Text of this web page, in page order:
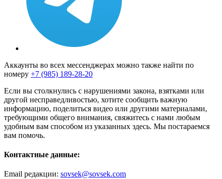
Аккаунты во всех мессенджерах можно также найти по
номеру +7 (985) 189-28-20
Если вы столкнулись с нарушениями закона, взятками или
другой несправедливостью, хотите сообщить важную
информацию, поделиться видео или другими материалами,
требующими общего внимания, свяжитесь с нами любым
удобным вам способом из указанных здесь. Мы постараемся
вам помочь.
Контактные данные:
Email редакции: sovsek@sovsek.com